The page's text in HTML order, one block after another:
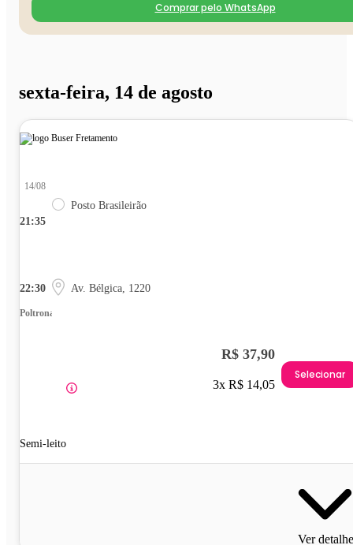
Comprar pelo WhatsApp
sexta-feira, 14 de agosto
21:35
14/08
Posto Brasileirão
22:30 Av. Bélgica, 1220
Poltrona
Semi-leito
R$ 37,90
3x R$ 14,05
Selecionar
Ver